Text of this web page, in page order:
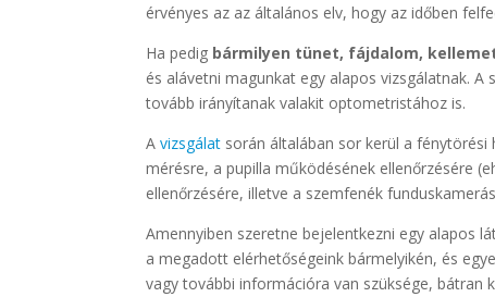
érvényes az az általános elv, hogy az időben
Ha pedig bármilyen tünet, fájdalom,
és alávetni magunkat egy alapos vizsgálatnak.
tovább irányítanak valakit optometristához is.
Avizsgálat során általában sor kerül a
mérésre, a pupilla működésének ellenőrzésére
ellenőrzésére, illetve a szemfenék
Amennyiben szeretne bejelentkezni egy alapos
a megadott elérhetőségeink bármelyikén, és
vagy további információra van szüksége, bátran